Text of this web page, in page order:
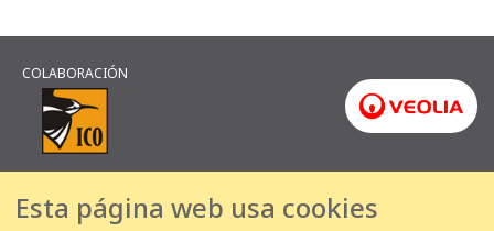
COLABORACIÓN
Esta página web usa cookies